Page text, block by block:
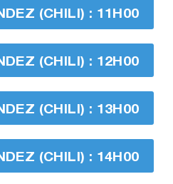
(CHILI) : 11H00
(CHILI) : 12H00
(CHILI) : 13H00
(CHILI) : 14H00